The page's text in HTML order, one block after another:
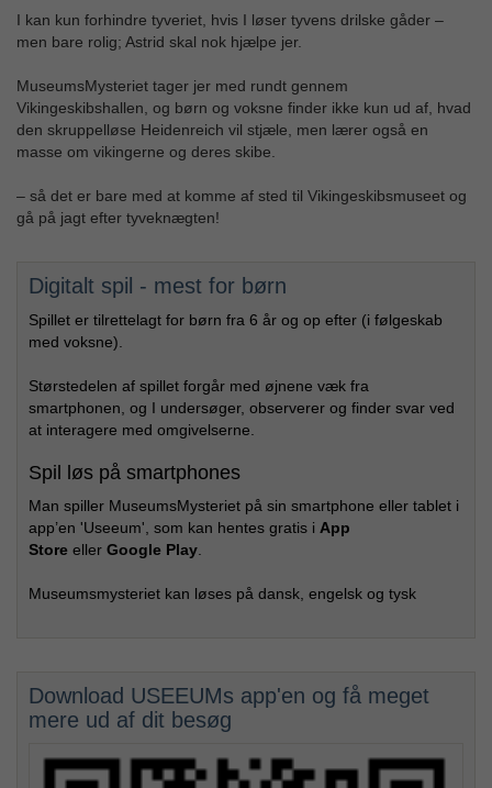
I kan kun forhindre tyveriet, hvis I løser tyvens drilske gåder –
men bare rolig; Astrid skal nok hjælpe jer.
MuseumsMysteriet tager jer med rundt gennem
Vikingeskibshallen, og børn og voksne finder ikke kun ud af, hvad
den skruppelløse Heidenreich vil stjæle, men lærer også en
masse om vikingerne og deres skibe.
– så det er bare med at komme af sted til Vikingeskibsmuseet og
gå på jagt efter tyveknægten!
Digitalt spil - mest for børn
Spillet er tilrettelagt for børn fra 6 år og op efter (i følgeskab
med voksne).
Størstedelen af spillet forgår med øjnene væk fra
smartphonen, og I undersøger, observerer og finder svar ved
at interagere med omgivelserne.
Spil løs på smartphones
Man spiller MuseumsMysteriet på sin smartphone eller tablet i
app’en 'Useeum', som kan hentes gratis i App
Store eller Google Play.
Museumsmysteriet kan løses på dansk, engelsk og tysk
Download USEEUMs app'en og få meget
mere ud af dit besøg